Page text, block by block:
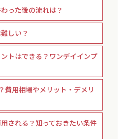
った後の流れは？
しい？
トはできる？ワンデイインプ
費用相場やメリット・デメリ
される？知っておきたい条件